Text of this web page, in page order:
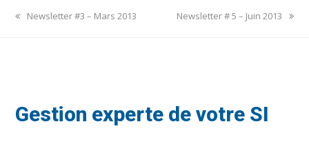
previous
Newsletter #3 – Mars 2013
next
Newsletter # 5 – Juin 2013
Gestion experte de votre SI